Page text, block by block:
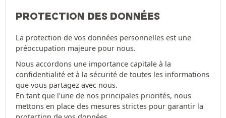
PROTECTION DES DONNÉES
La protection de vos données personnelles est une
préoccupation majeure pour nous.
Nous accordons une importance capitale à la
confidentialité et à la sécurité de toutes les informations
que vous partagez avec nous.
En tant que l'une de nos principales priorités, nous
mettons en place des mesures strictes pour garantir la